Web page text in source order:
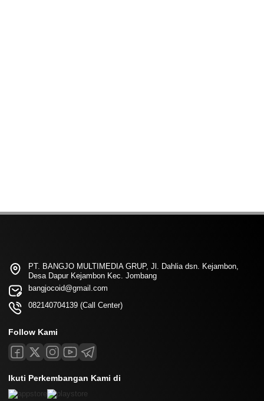
PT. BANGJO MULTIMEDIA GRUP, Jl. Dahlia dsn. Kejambon,
Desa Dapur Kejambon Kec. Jombang
bangjocoid@gmail.com
082140704139 (Call Center)
Follow Kami
Ikuti Perkembangan Kami di